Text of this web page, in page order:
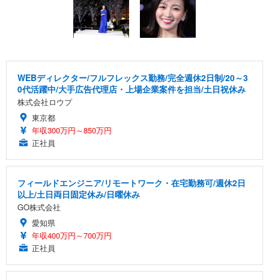
WEBディレクター/フルフレックス勤務/完全週休2日制/20～3
0代活躍中/大手広告代理店・上場企業案件を担当/土日祝休み
株式会社ロウプ
東京都
年収300万円～850万円
正社員
フィールドエンジニア/リモートワーク・在宅勤務可/週休2日
以上/土日両日固定休み/日曜休み
GO株式会社
愛知県
年収400万円～700万円
正社員